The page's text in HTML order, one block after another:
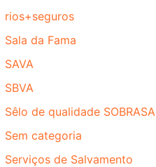
rios+seguros
Sala da Fama
SAVA
SBVA
Sêlo de qualidade SOBRASA
Sem categoria
Serviços de Salvamento